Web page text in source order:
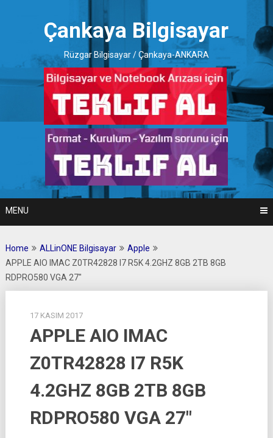
Çankaya Bilgisayar
Rüzgar Bilgisayar / Çankaya-ANKARA
MENU
Home ALLinONE Bilgisayar
Apple
APPLE AIO IMAC Z0TR42828 I7 R5K 4.2GHZ 8GB 2TB 8GB
RDPRO580 VGA 27″
17 KASIM 2017
APPLE AIO IMAC
Z0TR42828 I7 R5K
4.2GHZ 8GB 2TB 8GB
RDPRO580 VGA 27″